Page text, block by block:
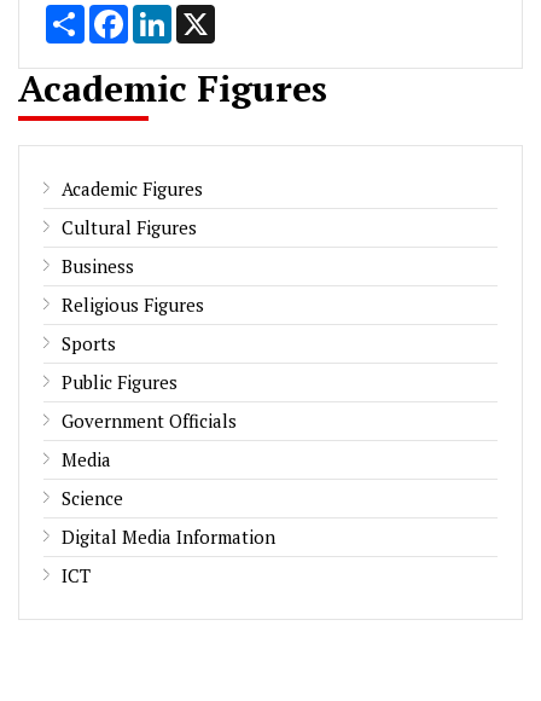
Share FacebookLinkedIn
Academic Figures
Academic Figures
Cultural Figures
Business
Religious Figures
Sports
Public Figures
Government Officials
Media
Science
Digital Media Information
ICT